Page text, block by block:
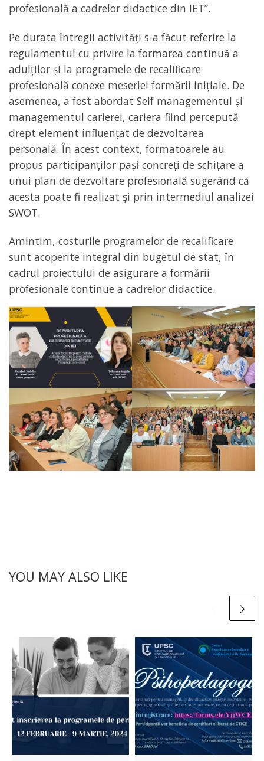
profesională a cadrelor didactice din IET”.
Pe durata întregii activități s-a făcut referire la
regulamentul cu privire la formarea continuă a
adulților și la programele de recalificare
profesională conexe meseriei formării inițiale. De
asemenea, a fost abordat Self managementul și
managementul carierei, cariera fiind percepută
drept element influențat de dezvoltarea
personală. În acest context, formatoarele au
propus participanților pași concreți de schițare a
unui plan de dezvoltare profesională sugerând că
acesta poate fi realizat și prin intermediul analizei
SWOT.
Amintim, costurile programelor de recalificare
sunt acoperite integral din bugetul de stat, în
cadrul proiectului de asigurare a formării
profesionale continue a cadrelor didactice.
YOU MAY ALSO LIKE